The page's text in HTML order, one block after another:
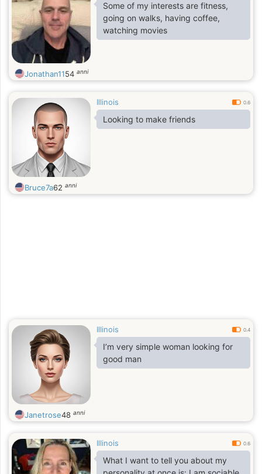
Some of my interests are fitness,
going on walks, having coffee,
watching movies
Jonathan1154 anni
Illinois 0.6
Looking to make friends
Bruce7a62 anni
Illinois 0.4
I’m very simple woman looking for
good man
Janetrose48 anni
Illinois 0.6
What I want to tell you about my